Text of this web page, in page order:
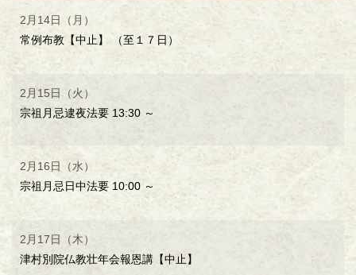
2月14日（月）
常例布教【中止】 （至１７日）
2月15日（火）
宗祖月忌逮夜法要 13:30 ～
2月16日（水）
宗祖月忌日中法要 10:00 ～
2月17日（木）
津村別院仏教壮年会報恩講【中止】